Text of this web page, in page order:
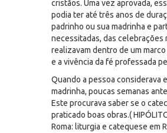
cristãos. Uma vez aprovada,
podia ter até três anos de
padrinho ou sua madrinha e
necessitadas, das celebrações
realizavam dentro de um
e a vivência da fé professada
Quando a pessoa considerava
madrinha, poucas semanas
Este procurava saber se o
praticado boas obras.(
Roma: liturgia e catequese em